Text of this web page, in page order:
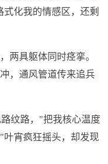
化我的情感区，还剩
两具躯体同时痉挛。
，通风管道传来追兵
纹路，"把我核心温度
叶宵疯狂摇头，却发现